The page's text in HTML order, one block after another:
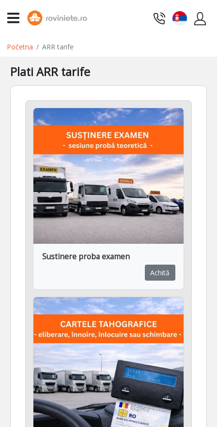
Početna ARR tarife
Plati ARR tarife
Sustinere proba examen
Achită